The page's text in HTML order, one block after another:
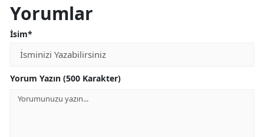
Yorumlar
İsim*
Yorum Yazın (500 Karakter)